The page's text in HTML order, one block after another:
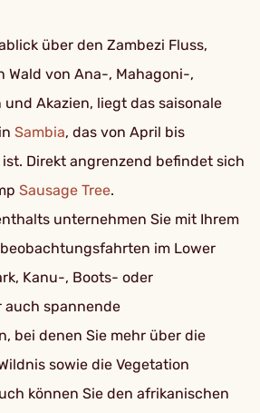
über den Zambezi Fluss,
Wald von Ana-, Mahagoni-,
Akazien, liegt das saisonale
Sambia, das von April bis
Direkt angrenzend befindet sich
Sausage Tree.
unternehmen Sie mit Ihrem
im Lower
Kanu-, Boots- oder
auch spannende
bei denen Sie mehr über die
sowie die Vegetation
können Sie den afrikanischen